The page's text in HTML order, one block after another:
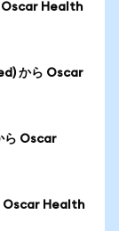
Oscar Health
から Oscar
ら Oscar
Oscar Health